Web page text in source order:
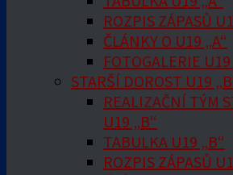
ROZPIS ZÁPASŮ
ČLÁNKY O U19 „A“
FOTOGALERIE U19
STARŠÍ DOROST U19
REALIZAČNÍ TÝM
U19 „B“
TABULKA U19 „B“
ROZPIS ZÁPASŮ